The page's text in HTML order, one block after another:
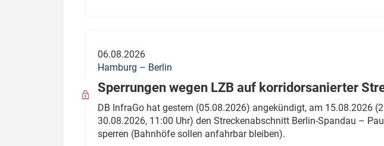
Thema des Monats
Dossier: Generalsanierung
Dossier: ETCS
Dossier:
06.08.2026
Hamburg – Berlin
Sperrungen wegen LZB auf korridorsanierter
DB InfraGo hat gestern (05.08.2026) angekündigt, am 15.08.2026
30.08.2026, 11:00 Uhr) den Streckenabschnitt Berlin-Spandau –
sperren (Bahnhöfe sollen anfahrbar bleiben).